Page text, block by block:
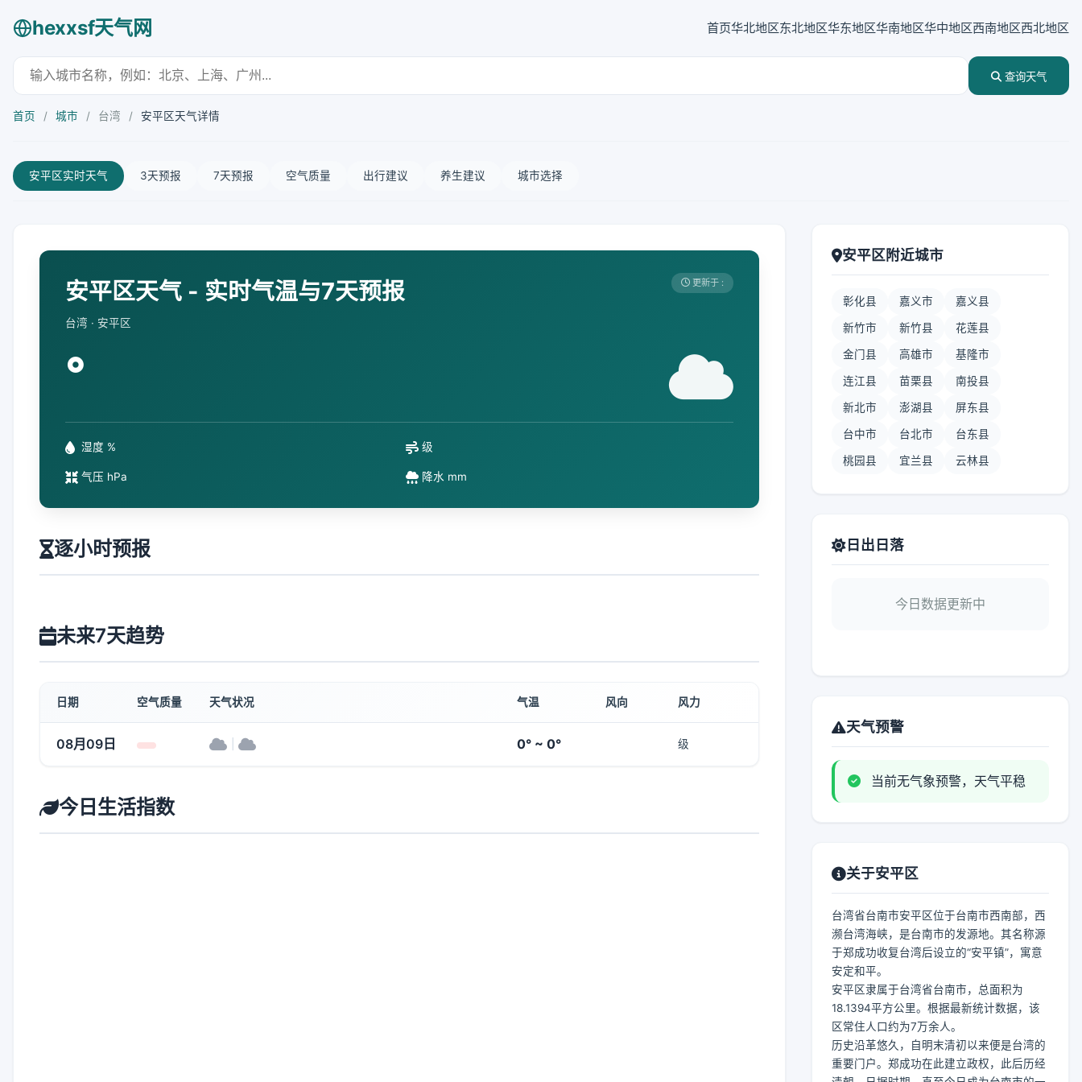
hexxsf天气网 首页华北地区东北地区华东地区华南地区华中地区西南地区西北地区
查询天气
首页 / 城市 / 台湾 / 安平区天气详情
安平区实时天气 3天预报 7天预报 空气质量 出行建议 养生建议 城市选择
安平区天气 - 实时气温与7天预报
台湾 · 安平区
更新于 :
°
湿度 % 级
气压 hPa 降水 mm
逐小时预报
未来7天趋势
日期 空气质量 天气状况 气温 风向 风力
08月09日 0° ~ 0° 级
今日生活指数
安平区附近城市
彰化县 嘉义市 嘉义县
新竹市 新竹县 花莲县
金门县 高雄市 基隆市
连江县 苗栗县 南投县
新北市 澎湖县 屏东县
台中市 台北市 台东县
桃园县 宜兰县 云林县
日出日落
今日数据更新中
天气预警
当前无气象预警，天气平稳
关于安平区
台湾省台南市安平区位于台南市西南部，西
濒台湾海峡，是台南市的发源地。其名称源
于郑成功收复台湾后设立的“安平镇”，寓意
安定和平。
安平区隶属于台湾省台南市，总面积为
18.1394平方公里。根据最新统计数据，该
区常住人口约为7万余人。
历史沿革悠久，自明末清初以来便是台湾的
重要门户。郑成功在此建立政权，此后历经